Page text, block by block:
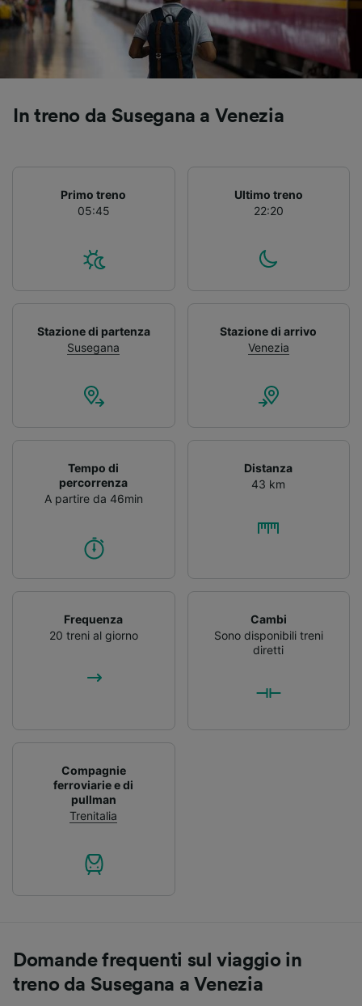
In treno da Susegana a Venezia
Primo treno
05:45
Ultimo treno
22:20
Stazione di partenza
Susegana
Stazione di arrivo
Venezia
Tempo di
percorrenza
A partire da 46min
Distanza
43 km
Frequenza
20 treni al giorno
Cambi
Sono disponibili treni
diretti
Compagnie
ferroviarie e di
pullman
Trenitalia
Domande frequenti sul viaggio in
treno da Susegana a Venezia
Utilizzare dati di geolocalizzazione precisi.
Scansione attiva delle caratteristiche del
dispositivo ai fini dell’identificazione.
Archiviare informazioni su dispositivo e/o
accedervi. Pubblicità e contenuti
dei contenuti e degli annunci, ricerche sul
pubblico, sviluppo di servizi.